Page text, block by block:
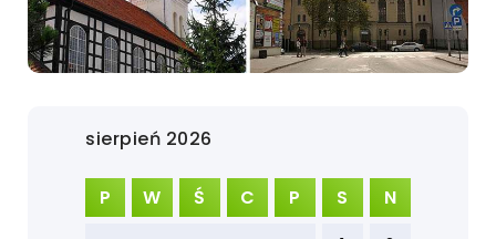
sierpień 2026
P W Ś C P S N